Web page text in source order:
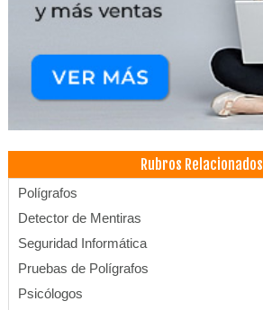
Rubros Relacionados
Polígrafos
Detector de Mentiras
Seguridad Informática
Pruebas de Polígrafos
Psicólogos